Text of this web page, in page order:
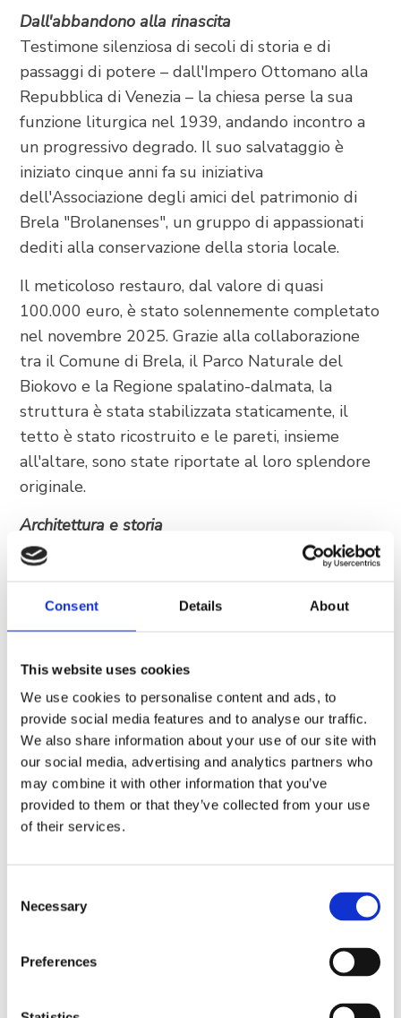
Consent Details About
This website uses cookies
We use cookies to personalise content and ads, to
provide social media features and to analyse our traffic.
We also share information about your use of our site with
our social media, advertising and analytics partners who
may combine it with other information that you’ve
provided to them or that they’ve collected from your use
of their services.
Selection
Necessary
Preferences
FOLLOW US
Dall'abbandono alla rinascita
Testimone silenziosa di secoli di storia e di
passaggi di potere – dall'Impero Ottomano alla
Repubblica di Venezia – la chiesa perse la sua
funzione liturgica nel 1939, andando incontro a
un progressivo degrado. Il suo salvataggio è
iniziato cinque anni fa su iniziativa
dell'Associazione degli amici del patrimonio di
Brela "Brolanenses", un gruppo di appassionati
dediti alla conservazione della storia locale.
Il meticoloso restauro, dal valore di quasi
100.000 euro, è stato solennemente completato
nel novembre 2025. Grazie alla collaborazione
tra il Comune di Brela, il Parco Naturale del
Biokovo e la Regione spalatino-dalmata, la
struttura è stata stabilizzata staticamente, il
tetto è stato ricostruito e le pareti, insieme
all'altare, sono state riportate al loro splendore
originale.
Architettura e storia
La chiesa è stata edificata in stile barocco rustico,
caratterizzato dalle linee semplici e robuste
tipiche dell'entroterra dalmata. Sull'architrave
della porta è ancora visibile l'anno di costruzione
Makarska la citarono con diversi nomi, tra cui
Madonna del Rosario e chiesa dell'Immacolata
Concezione, prima che l'attuale titolo si
consolidasse definitivamente nel XIX secolo.
L'eredità di Gornja Brela
Oggi, la vecchia chiesa della Madonna della
1939 nella nuova chiesa omonima (situata a
ovest della strada in Subotišće), questa antica
una tappa imperdibile per chiunque desideri